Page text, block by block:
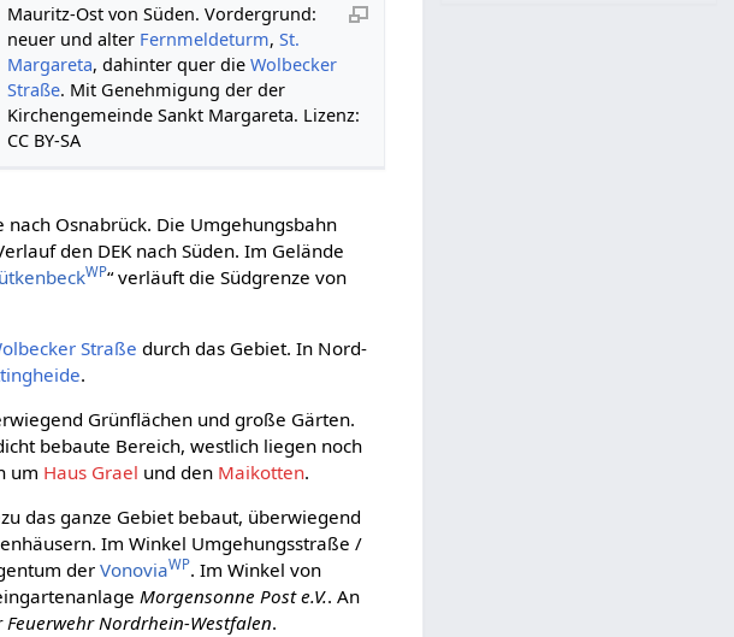
Mauritz-Ost von Süden. Vordergrund:
neuer und alter Fernmeldeturm, St.
Margareta, dahinter quer die Wolbecker
Straße. Mit Genehmigung der der
Kirchengemeinde Sankt Margareta. Lizenz:
CC BY-SA
Osnabrück. Die Umgehungsbahn
den DEK nach Süden. Im Gelände
WP“ verläuft die Südgrenze von
Straße durch das Gebiet. In Nord-
.
Grünflächen und große Gärten.
bebaute Bereich, westlich liegen noch
um Haus Grael und den Maikotten.
das ganze Gebiet bebaut, überwiegend
Im Winkel Umgehungsstraße /
derVonoviaWP. Im Winkel von
Morgensonne Post e.V.. An
Nordrhein-Westfalen.